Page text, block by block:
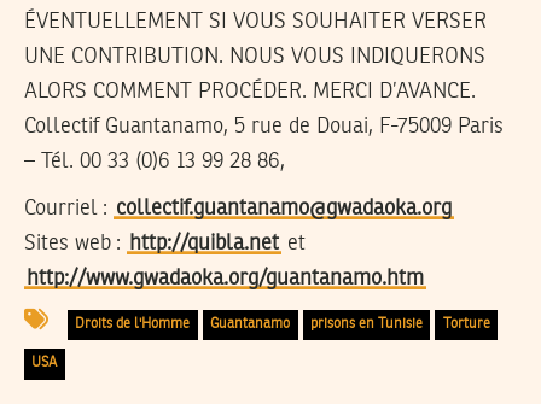
ÉVENTUELLEMENT SI VOUS SOUHAITER VERSER
UNE CONTRIBUTION. NOUS VOUS INDIQUERONS
ALORS COMMENT PROCÉDER. MERCI D’AVANCE.
Collectif Guantanamo, 5 rue de Douai, F-75009 Paris
– Tél. 00 33 (0)6 13 99 28 86,
Courriel : collectif.guantanamo@gwadaoka.org
Sites web :
http://quibla.net et
http://www.gwadaoka.org/guantanamo.htm
Droits de l'Homme Guantanamo prisons en Tunisie Torture
USA